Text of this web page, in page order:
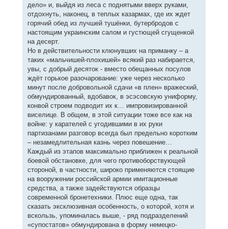
дело» и, выйдя из леса с поднятыми вверх руками,
отдохнуть, наконец, в теплых казармах, где их ждет
горячий обед из лучшей тушёнки, бутербродов с
настоящим украинским салом и густющей сгущенкой
на десерт.
Но в действительности клюнувших на приманку – а
таких «мальчишей-плохишей» всякий раз набирается,
увы, с добрый десяток - вместо обещанных посулов
ждёт горькое разочарование: уже через несколько
минут после добровольной сдачи «в плен» вражеский,
обмундированный, вдобавок, в эсэсовскую униформу,
конвой строем подводит их к… импровизированной
виселице. В общем, в этой ситуации тоже все как на
войне: у карателей с угодившими в их руки
партизанами разговор всегда был предельно коротким
– незамедлительная казнь через повешение…
Каждый из этапов максимально приближен к реальной
боевой обстановке, для чего противоборствующей
стороной, в частности, широко применяются стоящие
на вооружении российской армии имитационные
средства, а также задействуются образцы
современной бронетехники. Плюс еще одна, так
сказать эксклюзивная особенность, о которой, хотя и
вскользь, упоминалась выше, - ряд подразделений
«супостатов» обмундирована в форму немецко-